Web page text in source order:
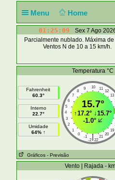
Menu Home
01:25:10
Sex 7 Ago
Parcialmente nublado. Máxima de
Ventos N de 10 a 15 km/h.
Temperatura °C
Fahrenheit
60.3°
Interno
22.7°
Umidade
64% ↑
10
9 11
8
12
7
13
6
5
4
3
2
1
19
0
20
-1 21
|
-2 22
15.7°
↑17.2° ↓15.7°
-1.0°
Gráficos - Previsão
Vento | Rajada -